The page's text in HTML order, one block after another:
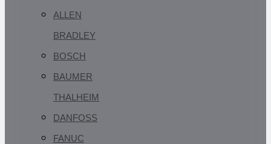
ALLEN
BRADLEY
BOSCH
BAUMER
THALHEIM
DANFOSS
FANUC